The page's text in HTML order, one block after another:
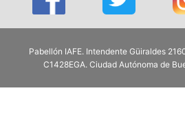
Pabellón IAFE. Intendente Güiraldes
C1428EGA. Ciudad Autónoma de